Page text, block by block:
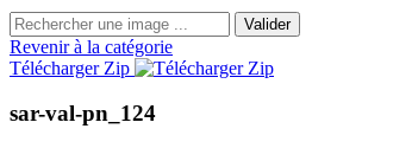
Valider
Revenir à la catégorie
Télécharger Zip
sar-val-pn_124